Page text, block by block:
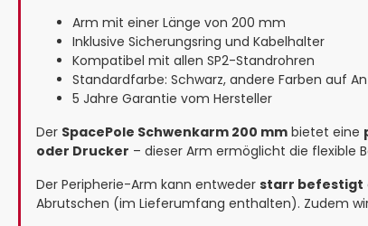
Arm mit einer Länge von 200 mm
Inklusive Sicherungsring und Kabelhalter
Kompatibel mit allen SP2-Standrohren
Standardfarbe: Schwarz, andere Farben auf
5 Jahre Garantie vom Hersteller
Der SpacePole Schwenkarm 200 mm bietet eine
oder Drucker – dieser Arm ermöglicht die flexible
Der Peripherie-Arm kann entweder starr befestigt
Abrutschen (im Lieferumfang enthalten). Zudem